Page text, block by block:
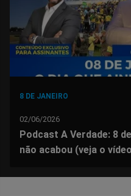
8 DE JANEIRO
02/06/2026
Podcast A Verdade: 8
não acabou (veja o